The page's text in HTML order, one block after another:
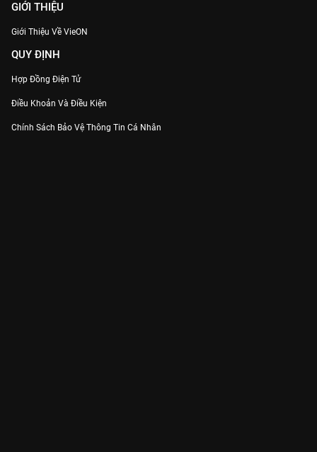
GIỚI THIỆU
Giới Thiệu Về VieON
QUY ĐỊNH
Hợp Đồng Điện Tử
Điều Khoản Và Điều Kiện
Chính Sách Bảo Vệ Thông Tin Cá Nhân